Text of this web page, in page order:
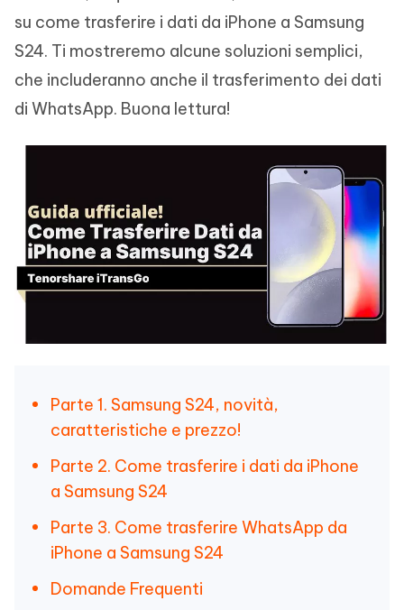
su come trasferire i dati da iPhone a Samsung
S24. Ti mostreremo alcune soluzioni semplici,
che includeranno anche il trasferimento dei dati
di WhatsApp. Buona lettura!
Parte 1. Samsung S24, novità,
caratteristiche e prezzo!
Parte 2. Come trasferire i dati da iPhone
a Samsung S24
Parte 3. Come trasferire WhatsApp da
iPhone a Samsung S24
Domande Frequenti